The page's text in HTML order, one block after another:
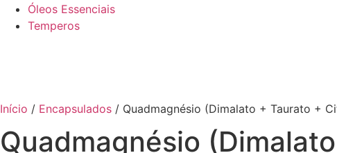
Óleos Essenciais
Temperos
Início / Encapsulados / Quadmagnésio (Dimalato + Taurato +
Quadmagnésio